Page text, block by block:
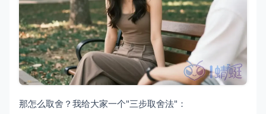
那怎么取舍？我给大家一个"三步取舍法"：